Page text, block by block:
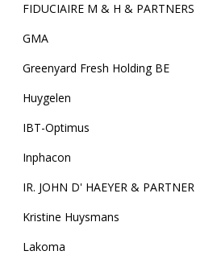
FIDUCIAIRE M & H & PARTNERS
GMA
Greenyard Fresh Holding BE
Huygelen
IBT-Optimus
Inphacon
IR. JOHN D' HAEYER & PARTNER
Kristine Huysmans
Lakoma